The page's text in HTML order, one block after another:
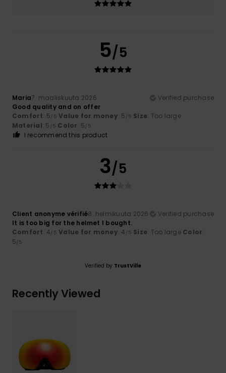
5/5
Maria7. maaliskuuta 2026
Verified purchase
Good quality and on offer
Comfort: 5/5 Value for money: 5 /5 Size: Too large
Material: 5 /5 Color: 5/5
I recommend this product
3/5
Client anonyme vérifié8. helmikuuta 2026
Verified purchase
It is too big for the helmet I bought.
Comfort: 4/5 Value for money: 4 /5 Size: Too large Color:
5/5
Verified by TrustVille
Recently Viewed